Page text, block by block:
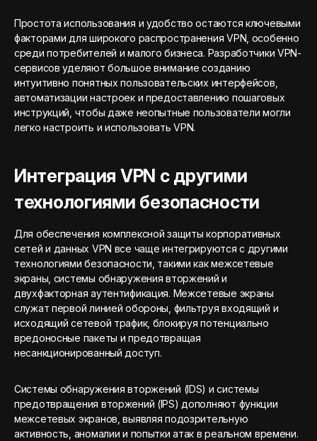
Простота использования и удобство остаются ключевыми
факторами для широкого распространения VPN, особенно
среди потребителей и малого бизнеса. Разработчики VPN-
сервисов уделяют большое внимание созданию
интуитивно понятных пользовательских интерфейсов,
автоматизации настроек и предоставлению пошаговых
инструкций, чтобы даже неопытные пользователи могли
легко настроить и использовать VPN.
Интеграция VPN с другими
технологиями безопасности
Для обеспечения комплексной защиты корпоративных
сетей и данных VPN все чаще интегрируются с другими
технологиями безопасности, такими как межсетевые
экраны, системы обнаружения вторжений и
двухфакторная аутентификация. Межсетевые экраны
служат первой линией обороны, фильтруя входящий и
исходящий сетевой трафик, блокируя потенциально
вредоносные пакеты и предотвращая
несанкционированный доступ.
Системы обнаружения вторжений (IDS) и системы
предотвращения вторжений (IPS) дополняют функции
межсетевых экранов, выявляя подозрительную
активность, аномалии и попытки атак в реальном времени.